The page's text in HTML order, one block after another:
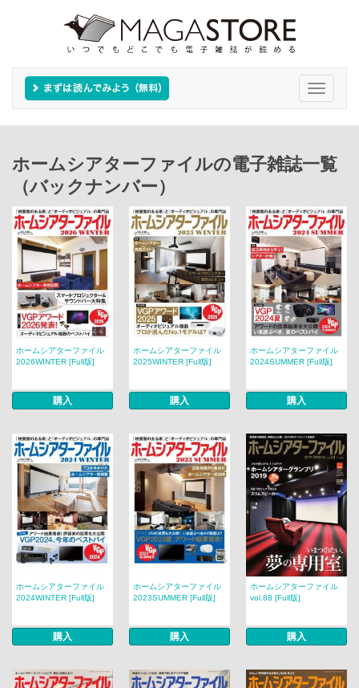
Toggle
ホームシアターファイルの電子雑誌一覧
（バックナンバー）
ホームシアターファイル
2026WINTER [Full版]
購入
ホームシアターファイル
2025WINTER [Full版]
購入
ホームシアターファイル
2024SUMMER [Full版]
購入
ホームシアターファイル
2024WINTER [Full版]
購入
ホームシアターファイル
2023SUMMER [Full版]
購入
ホームシアターファイル
vol.88 [Full版]
購入